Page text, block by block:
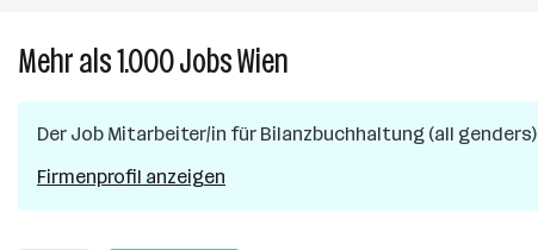
Mehr als 1.000JobsWien
Jobs
Der Job Mitarbeiter/in für Bilanzbuchhaltung (all genders)
Firmenprofil anzeigen